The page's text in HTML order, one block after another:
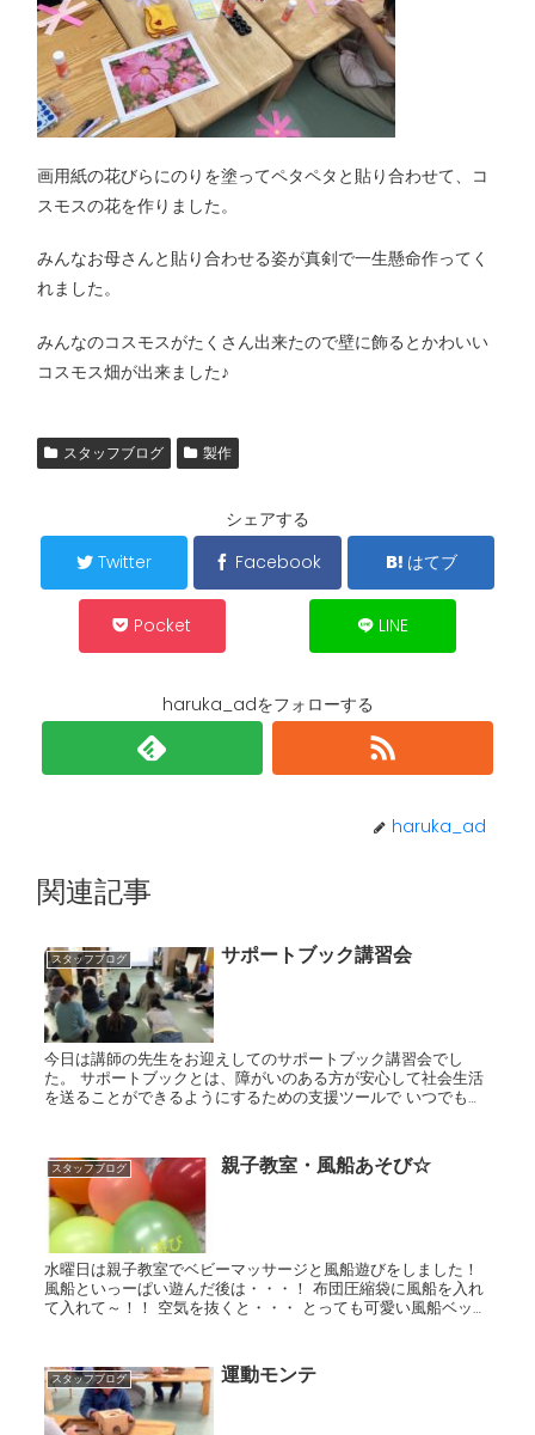
画用紙の花びらにのりを塗ってペタペタと貼り合わせて、コ
スモスの花を作りました。
みんなお母さんと貼り合わせる姿が真剣で一生懸命作ってく
れました。
みんなのコスモスがたくさん出来たので壁に飾るとかわいい
コスモス畑が出来ました♪
スタッフブログ 製作
シェアする
Twitter
Facebook はてブ
Pocket LINE
haruka_adをフォローする
haruka_ad
関連記事
スタッフブログ サポートブック講習会
今日は講師の先生をお迎えしてのサポートブック講習会でし
た。 サポートブックとは、障がいのある方が安心して社会生活
を送ることができるようにするための支援ツールで いつでも誰
スタッフブログ 親子教室・風船あそび☆
水曜日は親子教室でベビーマッサージと風船遊びをしました！
風船といっーぱい遊んだ後は・・・！ 布団圧縮袋に風船を入れ
て入れて～！！ 空気を抜くと・・・ とっても可愛い風船ベッド
スタッフブログ 運動モンテ